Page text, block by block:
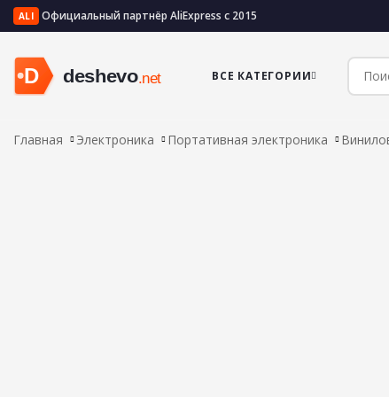
ALI Официальный партнёр AliExpress с 2015
ВСЕ КАТЕГОРИИ
Главная Электроника Портативная электроника